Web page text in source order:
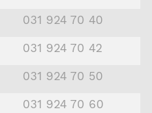
031 924 70 40
031 924 70 42
031 924 70 50
031 924 70 60